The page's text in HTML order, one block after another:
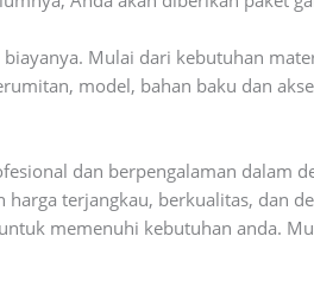
Mulai dari kebutuhan
model, bahan baku dan
dan berpengalaman dalam
terjangkau, berkualitas, dan
memenuhi kebutuhan anda.